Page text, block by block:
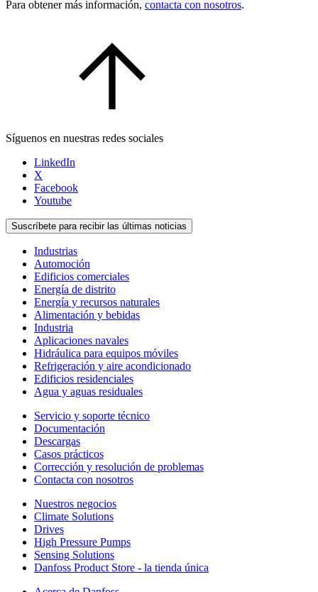
Para obtener más información, contacta con nosotros.
Síguenos en nuestras redes sociales
LinkedIn
X
Facebook
Youtube
Suscríbete para recibir las últimas noticias
Industrias
Automoción
Edificios comerciales
Energía de distrito
Energía y recursos naturales
Alimentación y bebidas
Industria
Aplicaciones navales
Hidráulica para equipos móviles
Refrigeración y aire acondicionado
Edificios residenciales
Agua y aguas residuales
Servicio y soporte técnico
Documentación
Descargas
Casos prácticos
Corrección y resolución de problemas
Contacta con nosotros
Nuestros negocios
Climate Solutions
Drives
High Pressure Pumps
Sensing Solutions
Danfoss Product Store - la tienda única